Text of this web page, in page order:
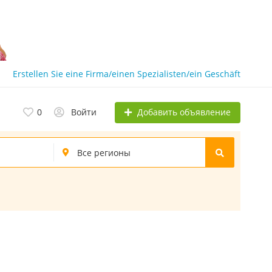
Erstellen Sie eine Firma/einen Spezialisten/ein Geschäft
0 Войти Добавить объявление